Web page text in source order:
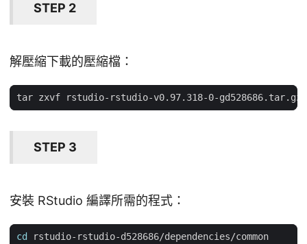
STEP 2
解壓縮下載的壓縮檔：
STEP 3
安裝 RStudio 編譯所需的程式：
cd